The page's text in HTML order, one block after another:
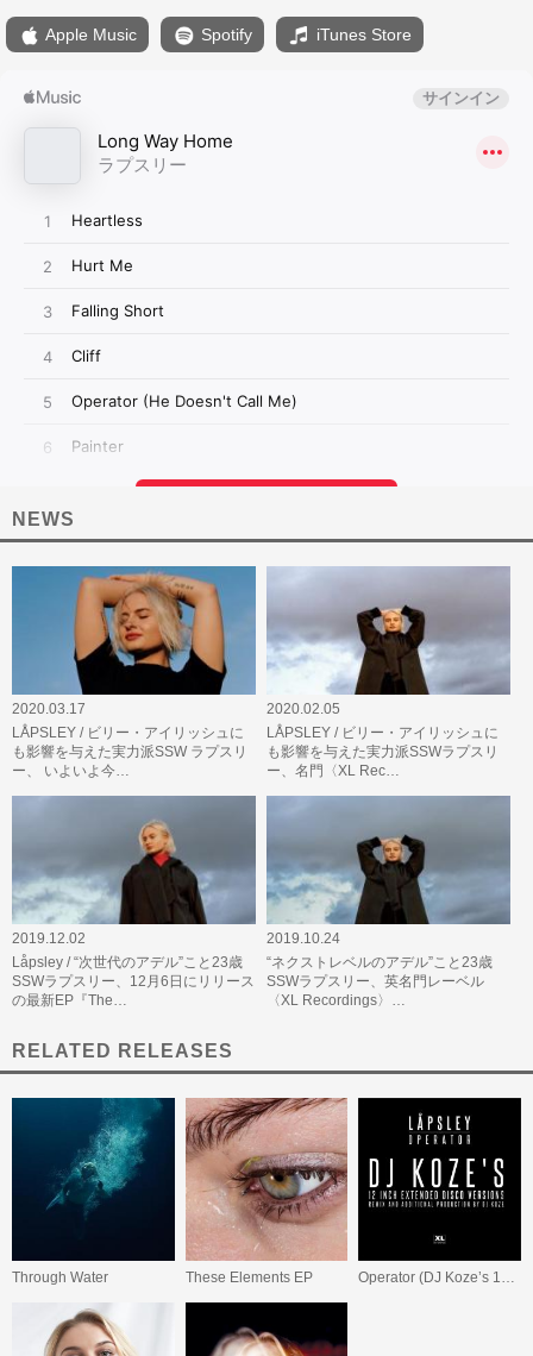
Apple Music Spotify iTunes Store
NEWS
2020.03.17
LÅPSLEY / ビリー・アイリッシュに
も影響を与えた実力派SSW ラプスリ
ー、 いよいよ今…
2020.02.05
LÅPSLEY / ビリー・アイリッシュに
も影響を与えた実力派SSWラプスリ
ー、名門〈XL Rec…
2019.12.02
Låpsley / “次世代のアデル”こと23歳
SSWラプスリー、12月6日にリリース
の最新EP『The…
2019.10.24
“ネクストレベルのアデル”こと23歳
SSWラプスリー、英名門レーベル
〈XL Recordings〉…
RELATED RELEASES
Through Water These Elements EP